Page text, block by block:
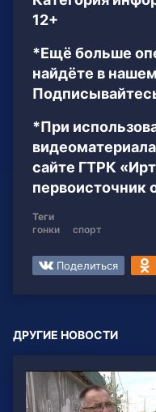
12+
*Ещё больше
найдёте в
*При
сайте ГТРК
первоисточник
Теги
гонки
спорт
Поделиться
ДРУГИЕ НОВОСТИ